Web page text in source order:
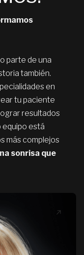
parte de una
también.
en
tu paciente
resultados
equipo está
más complejos
sonrisa que